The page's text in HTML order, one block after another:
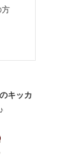
方
キッカ
♪